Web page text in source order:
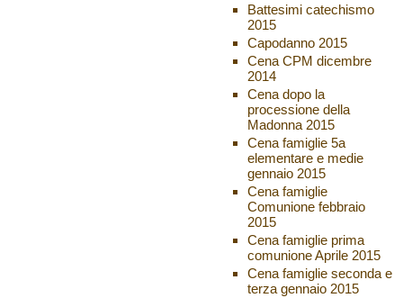
Battesimi catechismo
2015
Capodanno 2015
Cena CPM dicembre
2014
Cena dopo la
processione della
Madonna 2015
Cena famiglie 5a
elementare e medie
gennaio 2015
Cena famiglie
Comunione febbraio
2015
Cena famiglie prima
comunione Aprile 2015
Cena famiglie seconda e
terza gennaio 2015